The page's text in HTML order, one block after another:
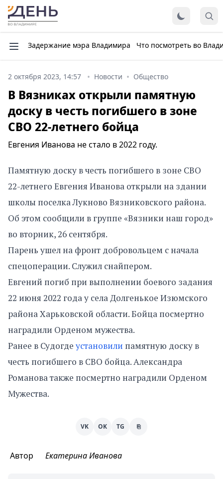
Задержание мэра Владимира Что посмотреть во
2 октября 2023, 14:57 Новости Общество
В Вязниках открыли памятную
доску в честь погибшего в зоне
СВО 22-летнего бойца
Евгения Иванова не стало в 2022 году.
Памятную доску в честь погибшего в зоне СВО
22-летнего Евгения Иванова открыли на здании
школы поселка Лукново Вязниковского района.
Об этом сообщили в группе «Вязники наш город»
во вторник, 26 сентября.
Парень ушел на фронт добровольцем с начала
спецоперации. Служил снайпером.
Евгений погиб при выполнении боевого задания
22 июня 2022 года у села Долгенькое Изюмского
района Харьковской области. Бойца посмертно
наградили Орденом мужества.
Ранее в Судогде установили памятную доску в
честь погибшего в СВО бойца. Александра
Романова также посмертно наградили Орденом
Мужества.
VK OK TG ⎘
Автор Екатерина Иванова